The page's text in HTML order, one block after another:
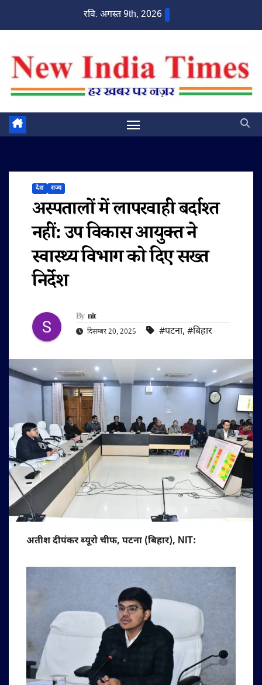
रवि. अगस्त 9th, 2026
देश राज्य
अस्पतालों में लापरवाही बर्दाश्त
नहीं: उप विकास आयुक्त ने
स्वास्थ्य विभाग को दिए सख्त
निर्देश
By nit
दिसम्बर 20, 2025 #पटना, #बिहार
अतीश दीपंकर ब्यूरो चीफ, पटना (बिहार), NIT: